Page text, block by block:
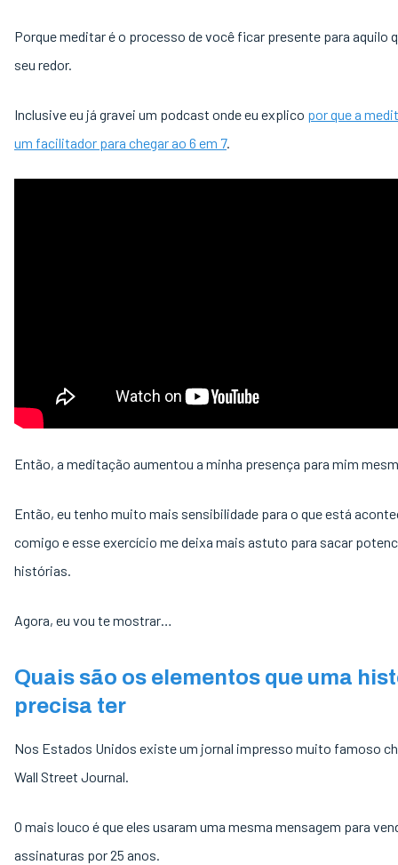
Porque meditar é o processo de você ficar presente para aquilo
seu redor.
Inclusive eu já gravei um podcast onde eu explico por que a
um facilitador para chegar ao 6 em 7.
Então, a meditação aumentou a minha presença para mim
Então, eu tenho muito mais sensibilidade para o que está
comigo e esse exercício me deixa mais astuto para sacar
histórias.
Agora, eu vou te mostrar…
Quais são os elementos que uma
precisa ter
Nos Estados Unidos existe um jornal impresso muito famoso
Wall Street Journal.
O mais louco é que eles usaram uma mesma mensagem para
assinaturas por 25 anos.